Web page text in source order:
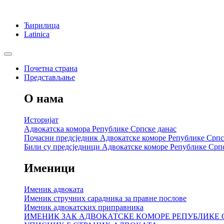
Ћирилица
Latinica
Почетна страна
Представљање
О нама
Историјат
Адвокатска комора Републике Српске данас
Почасни предсједник Адвокатске коморе Републике
Били су предсједници Адвокатске коморе Републике
Именици
Именик адвоката
Именик стручних сарадника за правне послове
Именик адвокатских приправника
ИМЕНИК ЗАК АДВОКАТСКЕ КОМОРЕ РЕПУБЛИКЕ